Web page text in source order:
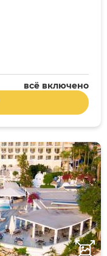
всё включено